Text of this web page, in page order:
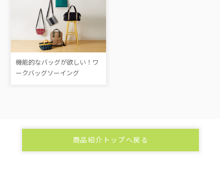
機能的なバッグが欲しい！ワ
ークバッグソーイング
商品紹介トップへ戻る